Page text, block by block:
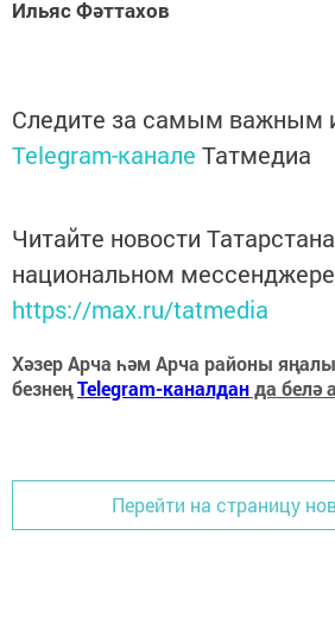
Ильяс Фәттахов
Следите за самым важным
Telegram-канале Татмедиа
Читайте новости
национальном
https://max.ru/tatmedia
Хәзер Арча һәм Арча районы
безнеңTelegram-каналданда белә
Перейти на страницу